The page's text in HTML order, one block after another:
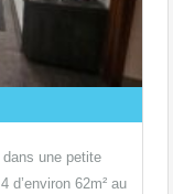
une petite
d’environ 62m² au